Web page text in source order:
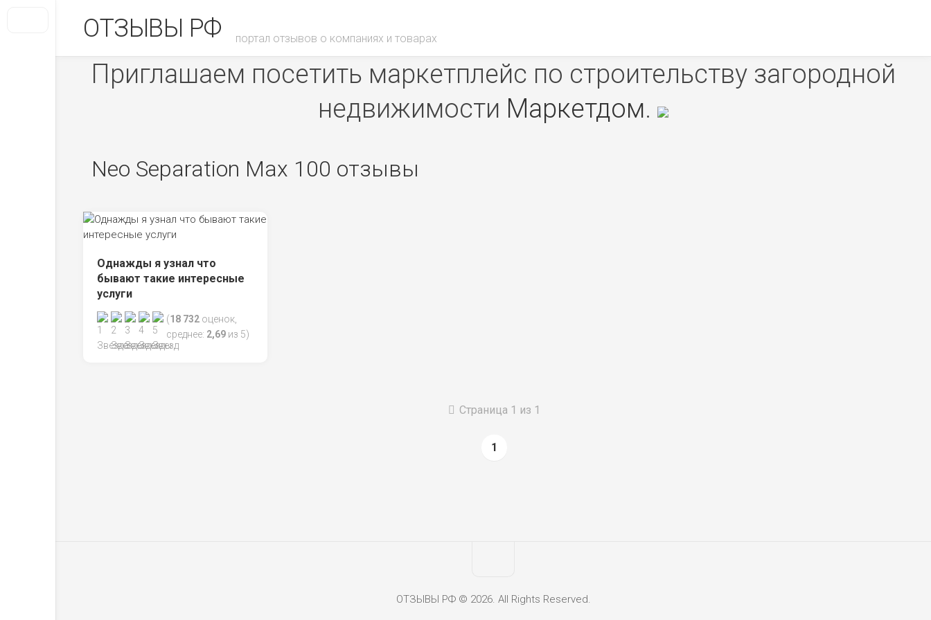
ОТЗЫВЫ РФ портал отзывов о компаниях и товарах
Приглашаем посетить маркетплейс по строительству загородной
недвижимости Маркетдом.
Neo Separation Max 100 отзывы
Однажды я узнал что
бывают такие интересные
услуги
(18 732 оценок,
среднее: 2,69 из 5)
Страница 1 из 1
1
ОТЗЫВЫ РФ © 2026. All Rights Reserved.